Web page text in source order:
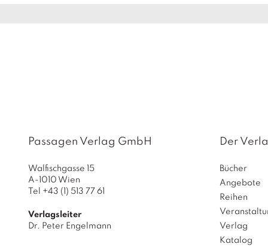
Passagen Verlag GmbH
Walfischgasse 15
A-1010 Wien
Tel +43 (1) 513 77 61
Verlagsleiter
Dr. Peter Engelmann
Der
Bücher
Angebote
Reihen
Verlag
Katalog